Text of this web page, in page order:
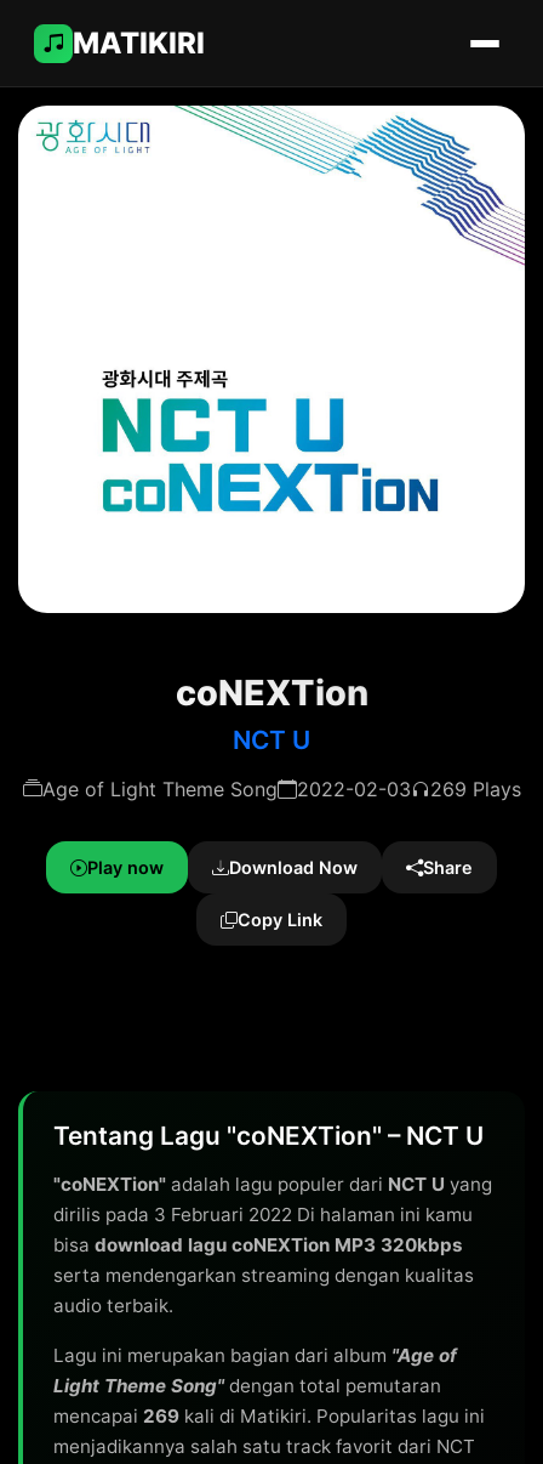
MATIKIRI
coNEXTion
NCT U
Age of Light Theme Song 2022-02-03 269 Plays
Play now Download Now Share
Copy Link
Tentang Lagu "coNEXTion" – NCT U
"coNEXTion" adalah lagu populer dari NCT U yang
dirilis pada 3 Februari 2022 Di halaman ini kamu
bisa download lagu coNEXTion MP3 320kbps
serta mendengarkan streaming dengan kualitas
audio terbaik.
Lagu ini merupakan bagian dari album "Age of
Light Theme Song"dengan total pemutaran
mencapai 269 kali di Matikiri. Popularitas lagu ini
menjadikannya salah satu track favorit dari NCT